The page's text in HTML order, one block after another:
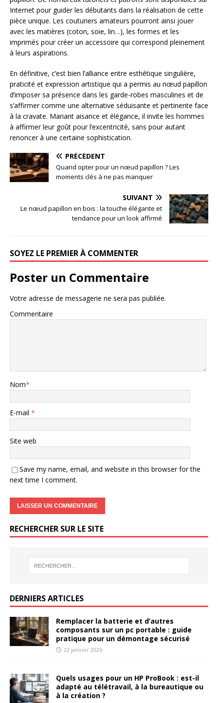
Internet pour guider les débutants dans la réalisation de cette
pièce unique. Les couturiers amateurs pourront ainsi jouer
avec les matières (coton, soie, lin…), les formes et les
imprimés pour créer un accessoire qui correspond pleinement
à leurs aspirations.
En définitive, c’est bien l’alliance entre esthétique singulière,
praticité et expression artistique qui a permis au nœud papillon
d’imposer sa présence dans les garde-robes masculines et de
s’affirmer comme une alternative séduisante et pertinente face
à la cravate. Mariant aisance et élégance, il invite les hommes
à affirmer leur goût pour l’excentricité, sans pour autant
renoncer à une certaine sophistication.
PRÉCÉDENT
Quand opter pour un nœud papillon ? Les
moments clés à ne pas manquer
SUIVANT
Le nœud papillon en bois : la touche élégante et
tendance pour un look affirmé
SOYEZ LE PREMIER À COMMENTER
Poster un Commentaire
Votre adresse de messagerie ne sera pas publiée.
Commentaire
Nom*
E-mail *
Site web
Save my name, email, and website in this browser for the
next time I comment.
RECHERCHER SUR LE SITE
DERNIERS ARTICLES
Remplacer la batterie et d’autres
composants sur un pc portable : guide
pratique pour un démontage sécurisé
22 janvier 2026
Quels usages pour un HP ProBook : est-il
adapté au télétravail, à la bureautique ou
à la création ?